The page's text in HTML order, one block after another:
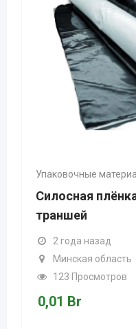
Упаковочные
Силосная
траншей
2 года назад
Минская область
123 Просмотров
0,01 Br